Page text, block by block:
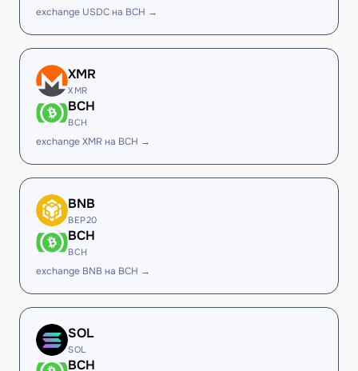
exchange USDC на BCH →
XMR
XMR
BCH
BCH
exchange XMR на BCH →
BNB
BEP20
BCH
BCH
exchange BNB на BCH →
SOL
SOL
BCH